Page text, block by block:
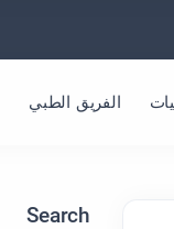
الفريق الطبي
Search